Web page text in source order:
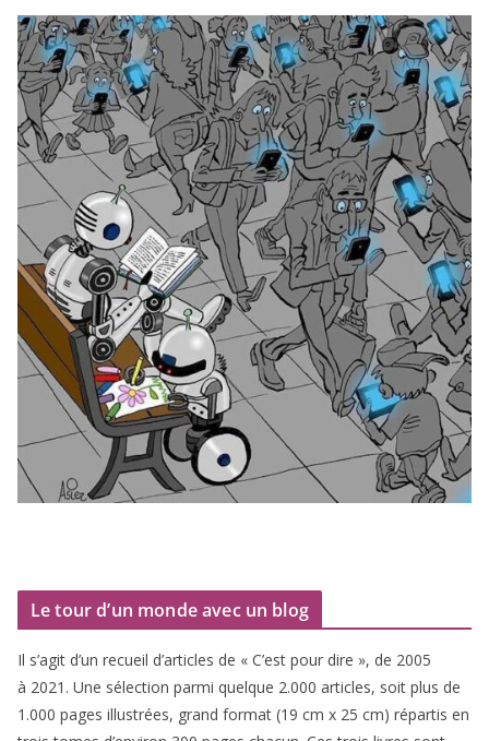
Le tour d’un monde avec un blog
Il s’agit d’un recueil d’ar­ticles de « C’est pour dire », de 2005
à 2021 . Une sélec­tion par­mi quelque 2.000 articles, soit plus de
1 .000 pages illus­trées, grand for­mat (19 cm x 25 cm) répar­tis en